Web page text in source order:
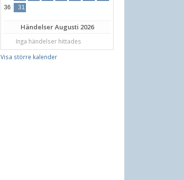
36
31
HändelserAugusti 2026
Inga händelser hittades
Visa större kalender